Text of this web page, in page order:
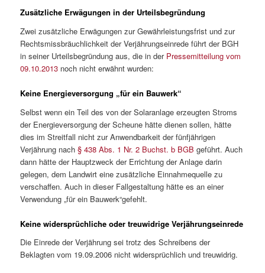
Zusätzliche Erwägungen in der Urteilsbegründung
Zwei zusätzliche Erwägungen zur Gewährleistungsfrist und zur
Rechtsmissbräuchlichkeit der Verjährungseinrede führt der BGH
in seiner Urteilsbegründung aus, die in der Pressemitteilung vom
09.10.2013 noch nicht erwähnt wurden:
Keine Energieversorgung „für ein Bauwerk“
Selbst wenn ein Teil des von der Solaranlage erzeugten Stroms
der Energieversorgung der Scheune hätte dienen sollen, hätte
dies im Streitfall nicht zur Anwendbarkeit der fünfjährigen
Verjährung nach§ 438 Abs. 1 Nr. 2 Buchst. b BGB geführt. Auch
dann hätte der Hauptzweck der Errichtung der Anlage darin
gelegen, dem Landwirt eine zusätzliche Einnahmequelle zu
verschaffen. Auch in dieser Fallgestaltung hätte es an einer
Verwendung „für ein Bauwerk“gefehlt.
Keine widersprüchliche oder treuwidrige Verjährungseinrede
Die Einrede der Verjährung sei trotz des Schreibens der
Beklagten vom 19.09.2006 nicht widersprüchlich und treuwidrig.